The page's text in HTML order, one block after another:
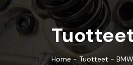
Home-Tuotteet - BMW